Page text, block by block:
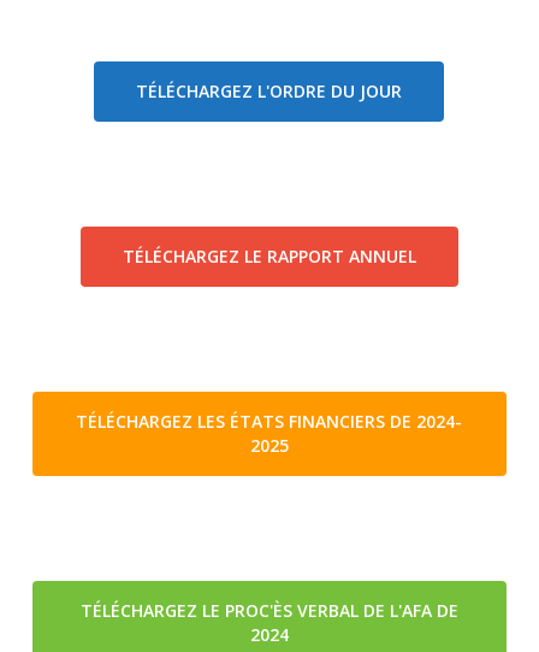
TÉLÉCHARGEZ L'ORDRE DU JOUR
TÉLÉCHARGEZ LE RAPPORT ANNUEL
TÉLÉCHARGEZ LES ÉTATS FINANCIERS DE 2024-
2025
TÉLÉCHARGEZ LE PROC'ÈS VERBAL DE L'AFA DE
2024